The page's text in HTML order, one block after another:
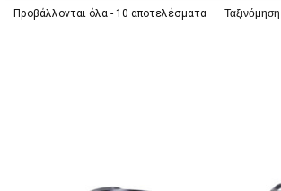
Προβάλλονται όλα - 10 αποτελέσματα